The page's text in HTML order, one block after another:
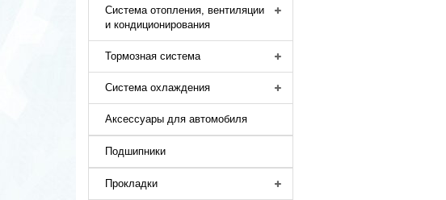
Система отопления, вентиляции
и кондиционирования
Тормозная система
Система охлаждения
Аксессуары для автомобиля
Подшипники
Прокладки